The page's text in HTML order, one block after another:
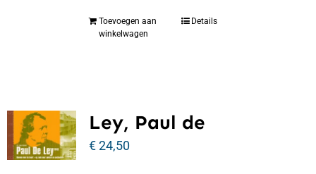
Toevoegen aan
winkelwagen
Details
Ley, Paul de
€24,50